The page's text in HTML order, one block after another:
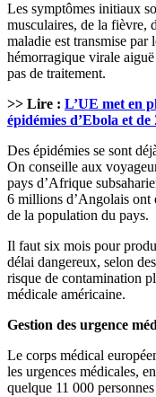
Les symptômes initiaux
musculaires, de la fièvre,
maladie est transmise par
hémorragique virale
pas de traitement.
>> Lire : L’UE met en
épidémies d’Ebola et
Des épidémies se sont
On conseille aux
pays d’Afrique
6 millions d’Angolais ont
de la population du pays.
Il faut six mois pour
délai dangereux, selon
risque de contamination
médicale américaine.
Gestion des urgence
Le corps médical
les urgences médicales,
quelque 11 000